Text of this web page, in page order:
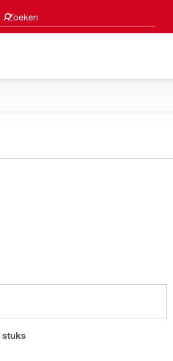
Zoeken
Zoeksuggesties
stuks